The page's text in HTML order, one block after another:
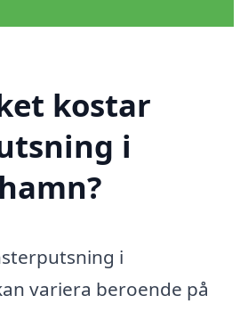
kostar
i
i
variera beroende på